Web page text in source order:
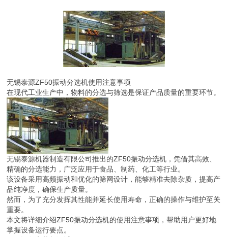
无锡泰源ZF50振动分选机使用注意事项
在现代工业生产中，物料的分选与筛选是保证产品质量的重要环节。
无锡泰源机器制造有限公司推出的ZF50振动分选机，凭借其高效、
精确的分选能力，广泛应用于食品、制药、化工等行业。
该设备采用高频振动和优化的筛网设计，能够精准去除杂质，提高产
品纯净度，确保生产质量。
然而，为了充分发挥其性能并延长使用寿命，正确的操作与维护至关
重要。
本文将详细介绍ZF50振动分选机的使用注意事项，帮助用户更好地
掌握设备运行要点。